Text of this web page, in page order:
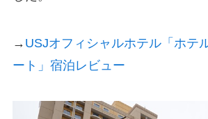
→ USJオフィシャルホテル「ホテ
ート」宿泊レビュー